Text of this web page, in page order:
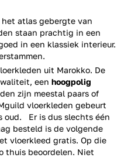
atlas gebergte van
staan prachtig in een
in een klassiek interieur.
uit Marokko. De
een hoogpolig
zijn meestal paars of
vloerkleden gebeurt
oud. Er is dus slechts één
besteld is de volgende
vloerkleed gratis. Op die
thuis beoordelen. Niet